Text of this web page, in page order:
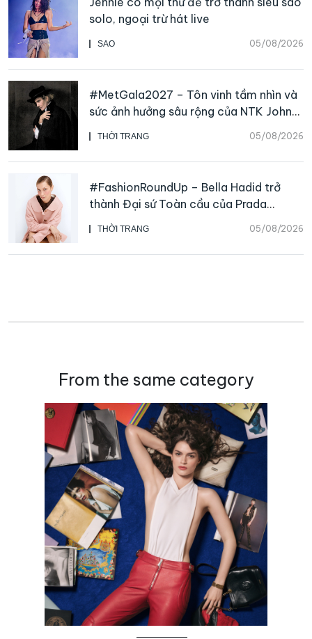
SAO 05/08/2026
solo, ngoại trừ hát live
THỜI TRANG 05/08/2026
#MetGala2027 – Tôn vinh tầm nhìn và
sức ảnh hưởng sâu rộng của NTK John
Galliano
THỜI TRANG 05/08/2026
#FashionRoundUp – Bella Hadid trở
thành Đại sứ Toàn cầu của Prada
Beauty, CHANEL mua lại Charvet
From the same category